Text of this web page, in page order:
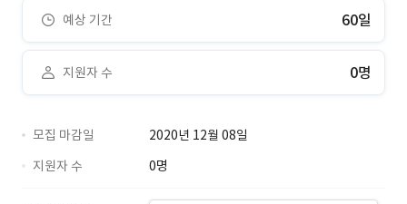
예상 기간 60일
지원자 수 0명
모집 마감일
2020년 12월 08일
지원자 수
0명